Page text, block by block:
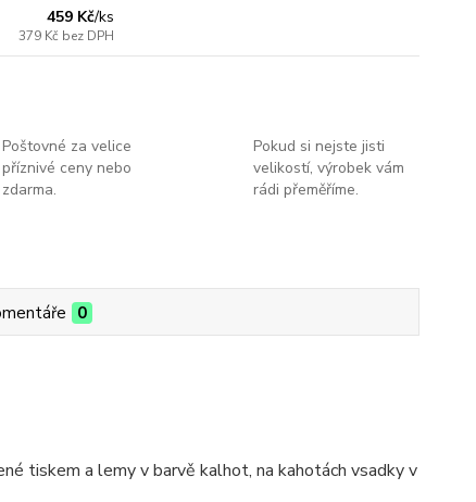
459 Kč/ks
379 Kč bez DPH
Poštovné za velice
příznivé ceny nebo
zdarma.
Pokud si nejste jisti
velikostí, výrobek vám
rádi přeměříme.
0
tiskem a lemy v barvě kalhot, na kahotách vsadky v